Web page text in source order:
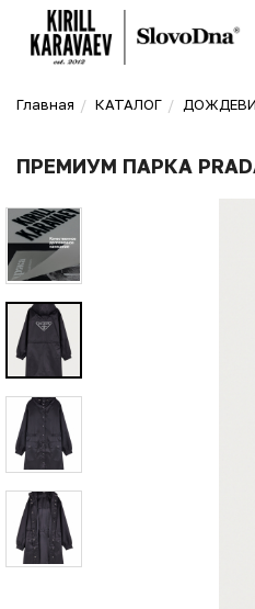
Главная КАТАЛОГ
ПРЕМИУМ ПАРКА